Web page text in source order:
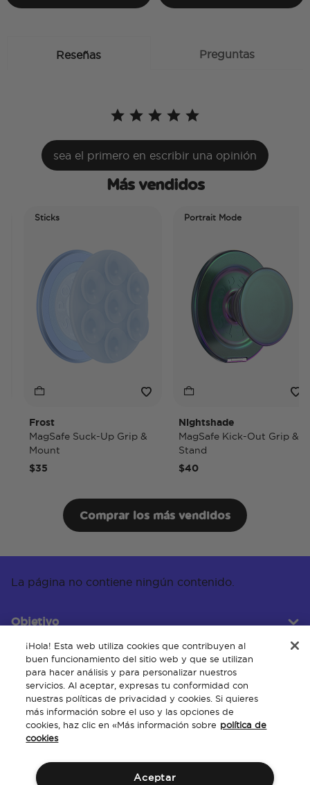
Reseñas Preguntas
sea el primero en escribir una opinión
Más vendidos
Sticks
Frost
MagSafe Suck-Up Grip &
Mount
$35
Portrait Mode
Nightshade
MagSafe Kick-Out Grip &
Stand
$40
Comprar los más vendidos
La página no contiene ningún contenido.
Objetivo
Servicio al cliente
Acerca de
¡Hola! Esta web utiliza cookies que contribuyen al
buen funcionamiento del sitio web y que se utilizan
para hacer análisis y para personalizar nuestros
servicios. Al aceptar, expresas tu conformidad con
nuestras políticas de privacidad y cookies. Si quieres
más información sobre el uso y las opciones de
cookies, haz clic en «Más información sobre política de
cookies
Aceptar